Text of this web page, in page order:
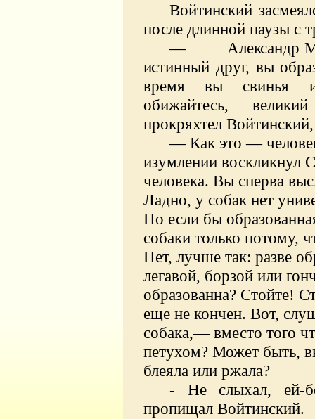
Войтинский
после длинной паузы с
— Александр
истинный друг, вы
время вы свинья и
обижайтесь,
прокряхтел
— Как это —
изумлении
человека. Вы сперва
Ладно, у собак нет
Но если бы
собаки только потому,
Нет, лучше так: разве
легавой, борзой или
образованна? Стойте!
еще не кончен. Вот,
собака,— вместо того
петухом? Может быть,
блеяла или ржала?
- Не слыхал, ей-
пропищал Войтинский.